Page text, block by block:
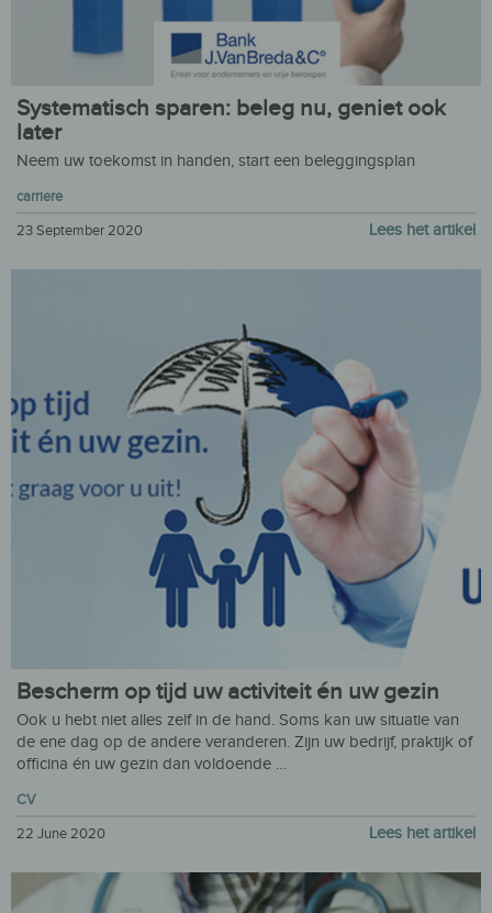
Systematisch sparen: beleg nu, geniet ook
later
Neem uw toekomst in handen, start een beleggingsplan
carriere
23 September 2020 Lees het artikel
Bescherm op tijd uw activiteit én uw gezin
Ook u hebt niet alles zelf in de hand. Soms kan uw situatie van
de ene dag op de andere veranderen. Zijn uw bedrijf, praktijk of
officina én uw gezin dan voldoende …
CV
22 June 2020 Lees het artikel